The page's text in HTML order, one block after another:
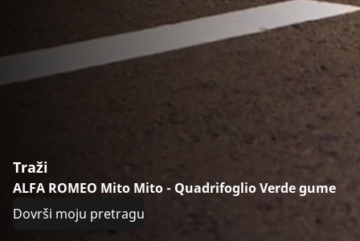
Traži
ALFA ROMEO Mito Mito - Quadrifoglio Verde gume
Dovrši moju pretragu